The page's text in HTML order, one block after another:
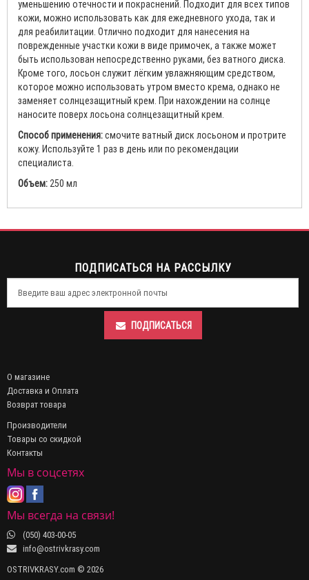
уменьшению отечности и покраснений. Подходит для всех типов
кожи, можно использовать как для ежедневного ухода, так и
для реабилитации. Отлично подходит для нанесения на
поврежденные участки кожи в виде примочек, а также может
быть использован непосредственно руками, без ватного диска.
Кроме того, лосьон служит лёгким увлажняющим средством,
которое можно использовать утром вместо крема, однако не
заменяет солнцезащитный крем. При нахождении на солнце
наносите поверх лосьона солнцезащитный крем.
Способ применения:смочите ватный диск лосьоном и протрите
кожу. Используйте 1 раз в день или по рекомендации
специалиста.
Объем: 250 мл
ПОДПИСАТЬСЯ НА РАССЫЛКУ
ПОДПИСАТЬСЯ
О магазине
Доставка и Оплата
Возврат товара
Производители
Товары со скидкой
Контакты
Мы в соцсетях
Мы всегда на связи!
(050) 403-00-05
info@ostrivkrasy.com
OSTRIVKRASY.com © 2026